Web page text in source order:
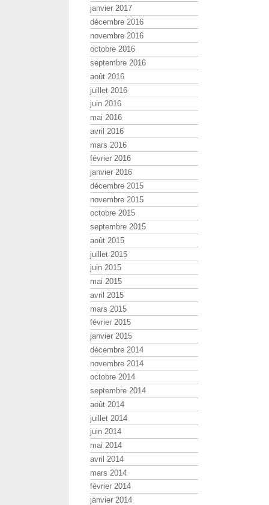
janvier 2017
décembre 2016
novembre 2016
octobre 2016
septembre 2016
août 2016
juillet 2016
juin 2016
mai 2016
avril 2016
mars 2016
février 2016
janvier 2016
décembre 2015
novembre 2015
octobre 2015
septembre 2015
août 2015
juillet 2015
juin 2015
mai 2015
avril 2015
mars 2015
février 2015
janvier 2015
décembre 2014
novembre 2014
octobre 2014
septembre 2014
août 2014
juillet 2014
juin 2014
mai 2014
avril 2014
mars 2014
février 2014
janvier 2014